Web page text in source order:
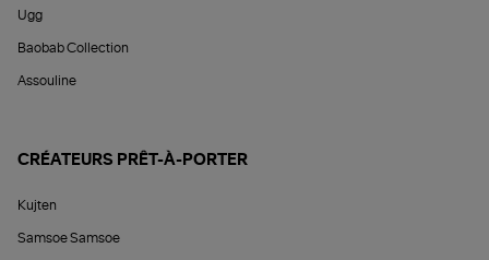
Ugg
Baobab Collection
Assouline
CRÉATEURS PRÊT-À-PORTER
Kujten
Samsoe Samsoe